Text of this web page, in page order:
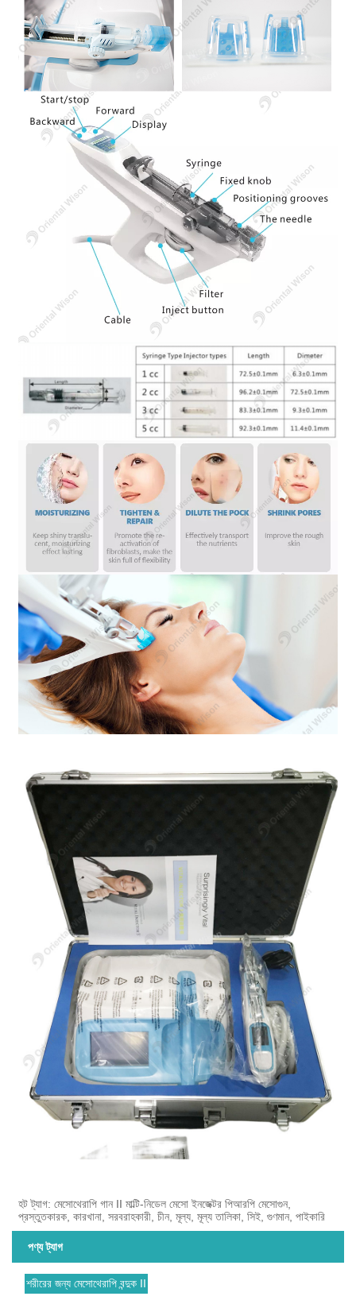
হট ট্যাগ: মেসোথেরাপি গান II মাল্টি-নিডেল মেসো ইনজেক্টর পিআরপি মেসোগুন,
প্রস্তুতকারক, কারখানা, সরবরাহকারী, চীন, মূল্য, মূল্য তালিকা, সিই, গুণমান, পাইকারি
পণ্য ট্যাগ
শরীরের জন্য মেসোথেরাপি বন্দুক II